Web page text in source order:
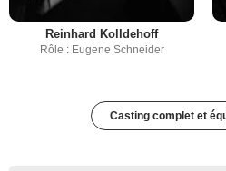
Reinhard Kolldehoff
Rôle : Eugene Schneider
Casting complet et